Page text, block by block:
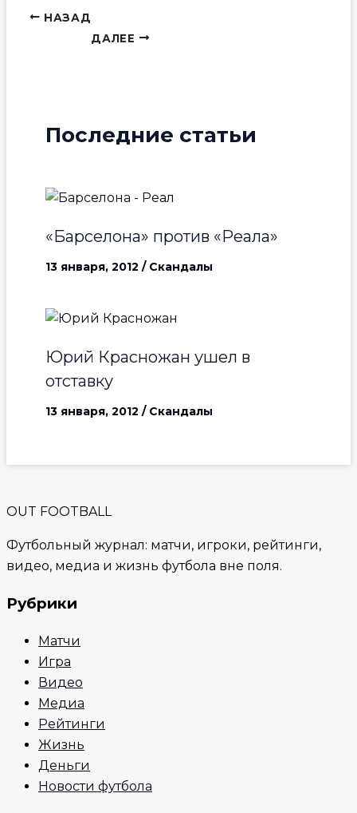
НАЗАД
ДАЛЕЕ
Последние статьи
«Барселона» против «Реала»
13 января, 2012 / Скандалы
Юрий Красножан ушел в
отставку
13 января, 2012 / Скандалы
OUT FOOTBALL
Футбольный журнал: матчи, игроки, рейтинги,
видео, медиа и жизнь футбола вне поля.
Рубрики
Матчи
Игра
Видео
Медиа
Рейтинги
Жизнь
Деньги
Новости футбола